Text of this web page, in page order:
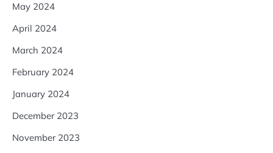
May 2024
April 2024
March 2024
February 2024
January 2024
December 2023
November 2023